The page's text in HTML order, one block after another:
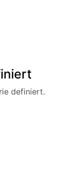
definiert.